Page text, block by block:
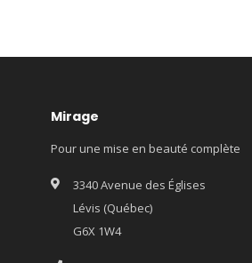
Mirage
Pour une mise en beauté complète
3340 Avenue des Églises
Lévis (Québec)
G6X 1W4